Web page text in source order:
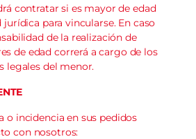
contratar si es mayor de edad
para vincularse. En caso
de la realización de
de edad correrá a cargo de los
legales del menor.
o incidencia en sus pedidos
con nosotros: